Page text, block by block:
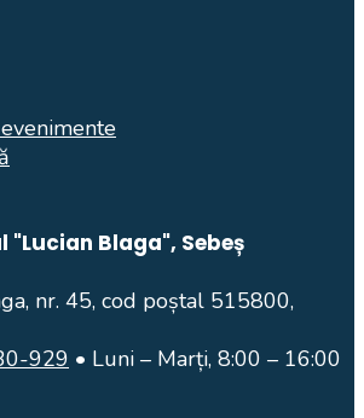
Blaga", Sebeș
nr. 45, cod poștal 515800,
929 • Luni – Marți, 8:00 – 16:00